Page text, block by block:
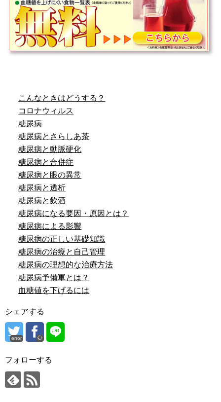
こんなときはどうする？
コロナウィルス
糖尿病
糖尿病とさらしあ茶
糖尿病と動脈硬化
糖尿病と合併症
糖尿病と眼の異常
糖尿病と透析
糖尿病と飲酒
糖尿病になる要因・原因とは？
糖尿病による影響
糖尿病の正しい基礎知識
糖尿病の治療と自己管理
糖尿病の理想的な治療方法
糖尿病予備軍とは？
血糖値を下げるには
シェアする
error
フォローする